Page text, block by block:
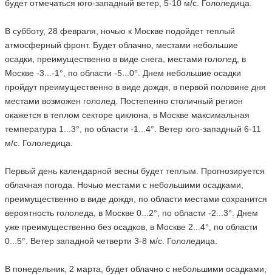
будет отмечаться юго-западный ветер, 5-10 м/с. Гололедица.
В субботу, 28 февраля, ночью к Москве подойдет теплый
атмосферный фронт. Будет облачно, местами небольшие
осадки, преимущественно в виде снега, местами гололед, в
Москве -3...-1°, по области -5...0°. Днем небольшие осадки
пройдут преимущественно в виде дождя, в первой половине дня
местами возможен гололед. Постепенно столичный регион
окажется в теплом секторе циклона, в Москве максимальная
температура 1...3°, по области -1...4°. Ветер юго-западный 6-11
м/с. Гололедица.
Первый день календарной весны будет теплым. Прогнозируется
облачная погода. Ночью местами с небольшими осадками,
преимущественно в виде дождя, по области местами сохранится
вероятность гололеда, в Москве 0...2°, по области -2...3°. Днем
уже преимущественно без осадков, в Москве 2...4°, по области
0...5°. Ветер западной четверти 3-8 м/с. Гололедица.
В понедельник, 2 марта, будет облачно с небольшими осадками,